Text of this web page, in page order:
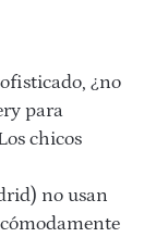
¿no
para
chicos
no usan